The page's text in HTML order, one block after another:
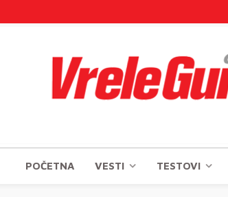
POČETNA VESTI TESTOVI